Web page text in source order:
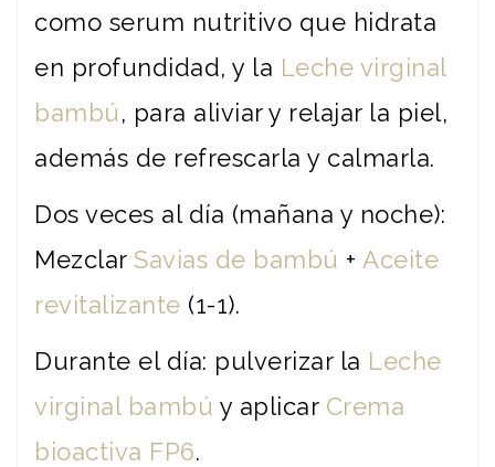
como serum nutritivo que hidrata
en profundidad, y la Leche virginal
bambú, para aliviar y relajar la piel,
además de refrescarla y calmarla.
Dos veces al día (mañana y noche):
Mezclar Savias de bambú + Aceite
revitalizante (1-1).
Durante el día: pulverizar la Leche
virginal bambú y aplicar Crema
bioactiva FP6.